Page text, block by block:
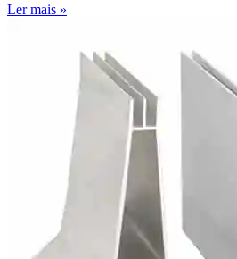
Ler mais »